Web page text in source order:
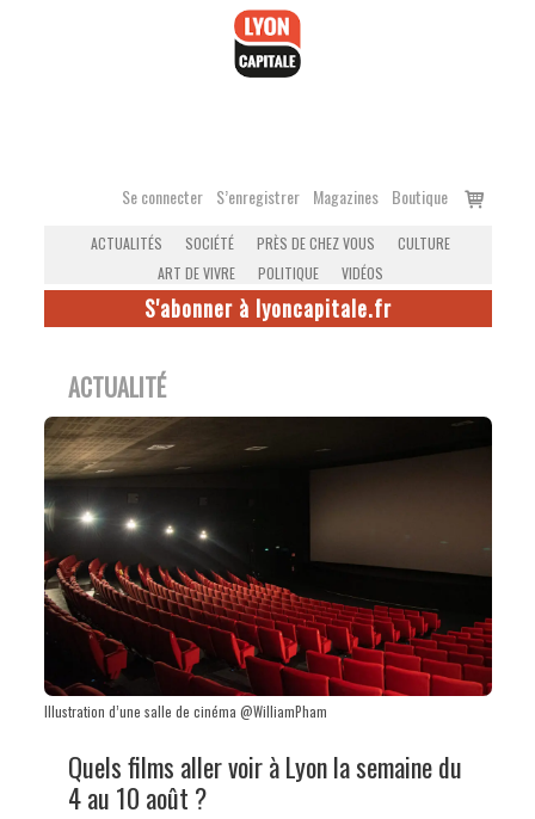
Se connecter S’enregistrer Magazines Boutique
Voir
ACTUALITÉS SOCIÉTÉ PRÈS DE CHEZ VOUS
CULTURE
ART DE VIVRE
POLITIQUE VIDÉOS
S'abonner à lyoncapitale.fr
ACTUALITÉ
Illustration d’une salle de cinéma @WilliamPham
Quels films aller voir à Lyon la semaine du
4 au 10 août ?